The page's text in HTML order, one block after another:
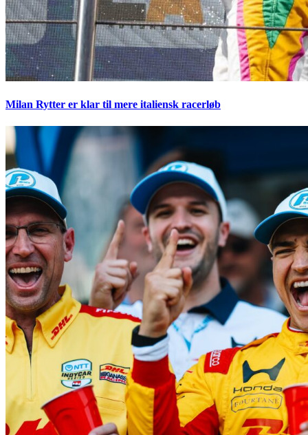
Milan Rytter er klar til mere italiensk racerløb